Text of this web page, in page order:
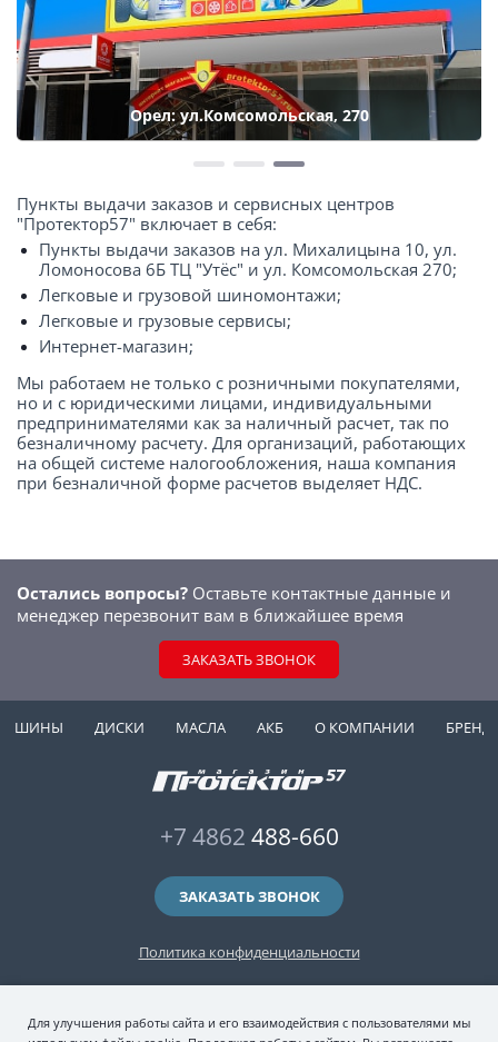
Орел: ул.Комсомольская, 270
Пункты выдачи заказов и сервисных центров
"Протектор57" включает в себя:
Пункты выдачи заказов на ул. Михалицына 10, ул.
Ломоносова 6Б ТЦ "Утёс" и ул. Комсомольская 270;
Легковые и грузовой шиномонтажи;
Легковые и грузовые сервисы;
Интернет-магазин;
Мы работаем не только с розничными покупателями,
но и с юридическими лицами, индивидуальными
предпринимателями как за наличный расчет, так по
безналичному расчету. Для организаций, работающих
на общей системе налогообложения, наша компания
при безналичной форме расчетов выделяет НДС.
Остались вопросы? Оставьте контактные данные и
менеджер перезвонит вам в ближайшее время
ЗАКАЗАТЬ ЗВОНОК
ШИНЫ ДИСКИ МАСЛА АКБ О КОМПАНИИ
Политика конфиденциальности
+7 4862 488-660
ЗАКАЗАТЬ ЗВОНОК
2006-2026 © интернет-магазин "Протектор 57" — автомобильные шины
(зимние и летние шины), колесные диски, шиномонтаж и хранение шин.
Для улучшения работы сайта и его взаимодействия с пользователями мы